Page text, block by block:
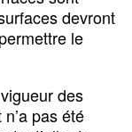
devront
le
des
pas été